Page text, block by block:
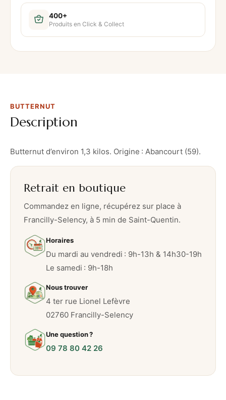
400+
Produits en Click & Collect
BUTTERNUT
Description
Butternut d’environ 1,3 kilos. Origine : Abancourt (59).
Retrait en boutique
Commandez en ligne, récupérez sur place à
Francilly-Selency, à 5 min de Saint-Quentin.
Horaires
Du mardi au vendredi : 9h-13h & 14h30-19h
Le samedi : 9h-18h
Nous trouver
4 ter rue Lionel Lefèvre
02760 Francilly-Selency
Une question ?
09 78 80 42 26